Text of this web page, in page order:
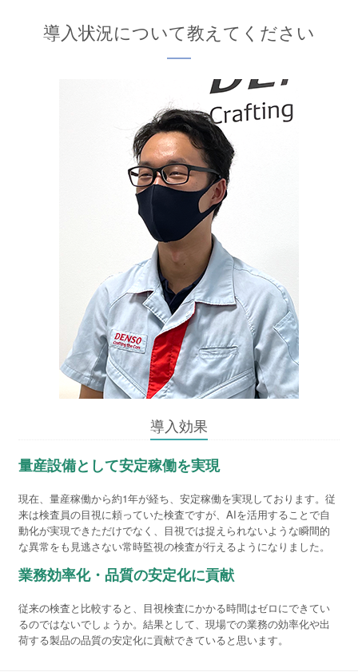
導入状況について教えてください
導入効果
量産設備として安定稼働を実現
現在、量産稼働から約1年が経ち、安定稼働を実現しております。従
来は検査員の目視に頼っていた検査ですが、AIを活用することで自
動化が実現できただけでなく、目視では捉えられないような瞬間的
な異常をも見逃さない常時監視の検査が行えるようになりました。
業務効率化・品質の安定化に貢献
従来の検査と比較すると、目視検査にかかる時間はゼロにできてい
るのではないでしょうか。結果として、現場での業務の効率化や出
荷する製品の品質の安定化に貢献できていると思います。